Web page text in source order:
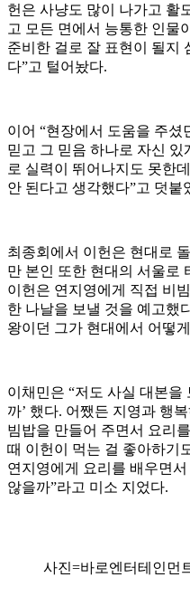
헌은 사냥도 많이 나가고 활
고 모든 면에서 능통한 인물
준비한 걸로 잘 표현이 될지
다”고 털어놨다.
이어 “현장에서 도움을 주
믿고 그 믿음 하나로 자신
로 실력이 뛰어나지도 못한
안 된다고 생각했다”고 덧붙
최종회에서 이헌은 현대로
만 본인 또한 현대의 서울로
이헌은 연지영에게 직접 비
한 나날을 보낼 것을 예고했
왕이던 그가 현대에서 어떻
이채민은 “저도 사실 대본을
까’ 했다. 어쨌든 지영과 행
빔밥을 만들어 주면서 요리
때 이헌이 먹는 걸 좋아하기
연지영에게 요리를 배우면
않을까”라고 미소 지었다.
사진=바로엔터테인먼